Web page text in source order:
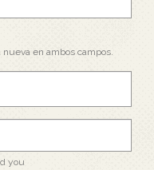
en ambos campos.
you